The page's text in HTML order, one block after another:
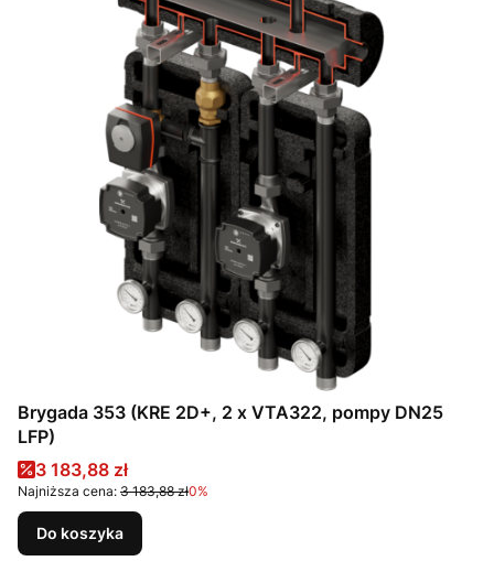
Brygada 353 (KRE 2D+, 2 x VTA322, pompy DN25
LFP)
Cena promocyjna
3 183,88 zł
Najniższa cena: 3 183,88 zł0%
Do koszyka